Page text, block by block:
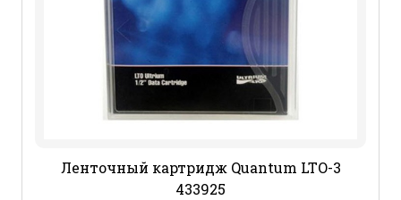
Ленточный картридж Quantum LTO-3
433925